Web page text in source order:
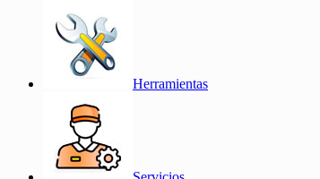
Herramientas